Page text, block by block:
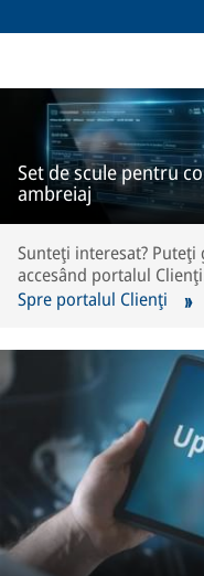
Set de scule pentru
ambreiaj
Sunteţi interesat?
accesând portalul
Spre portalul Clienţi